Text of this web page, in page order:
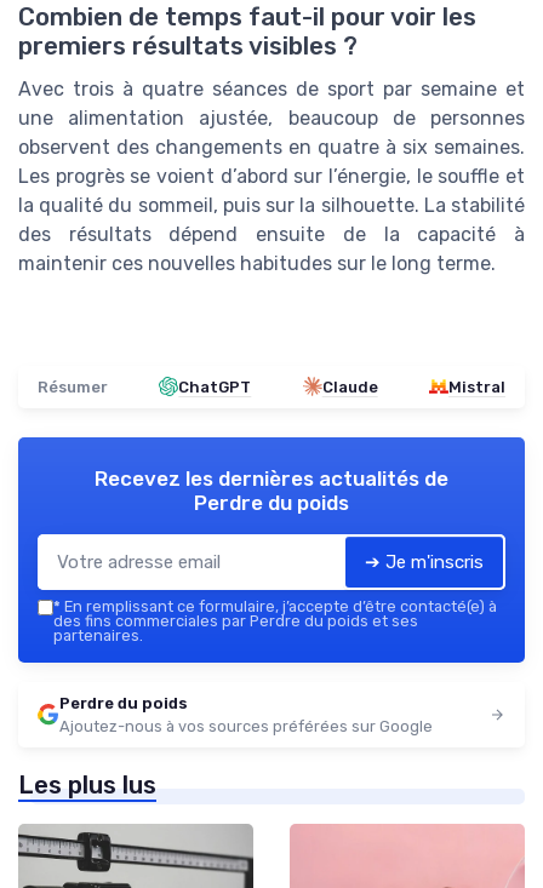
Combien de temps faut-il pour voir les
premiers résultats visibles ?
Avec trois à quatre séances de sport par semaine et
une alimentation ajustée, beaucoup de personnes
observent des changements en quatre à six semaines.
Les progrès se voient d’abord sur l’énergie, le souffle et
la qualité du sommeil, puis sur la silhouette. La stabilité
des résultats dépend ensuite de la capacité à
maintenir ces nouvelles habitudes sur le long terme.
Résumer ChatGPT Claude Mistral
Recevez les dernières actualités de
Perdre du poids
➔ Je m'inscris
* En remplissant ce formulaire, j’accepte d’être contacté(e) à
des fins commerciales par Perdre du poids et ses
partenaires.
Perdre du poids
Ajoutez-nous à vos sources préférées sur Google
Les plus lus